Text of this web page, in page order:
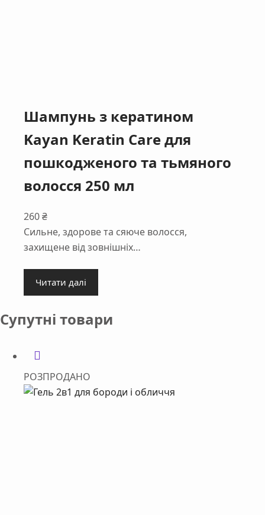
Шампунь з кератином
Kayan Keratin Care для
пошкодженого та тьмяного
волосся 250 мл
260₴
Сильне, здорове та сяюче волосся,
захищене від зовнішніх…
Читати далі
Супутні товари
РОЗПРОДАНО